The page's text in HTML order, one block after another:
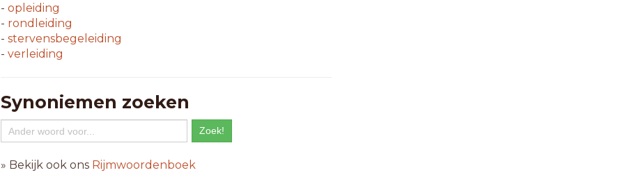
- opleiding
- rondleiding
- stervensbegeleiding
- verleiding
Synoniemen zoeken
» Bekijk ook ons Rijmwoordenboek